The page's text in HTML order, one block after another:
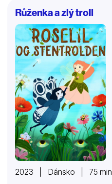
Růženka a zlý troll
2023 | Dánsko | 75 min